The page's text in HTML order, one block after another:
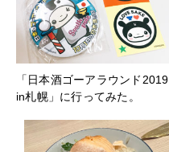
「日本酒ゴーアラウンド2019
in札幌」に行ってみた。